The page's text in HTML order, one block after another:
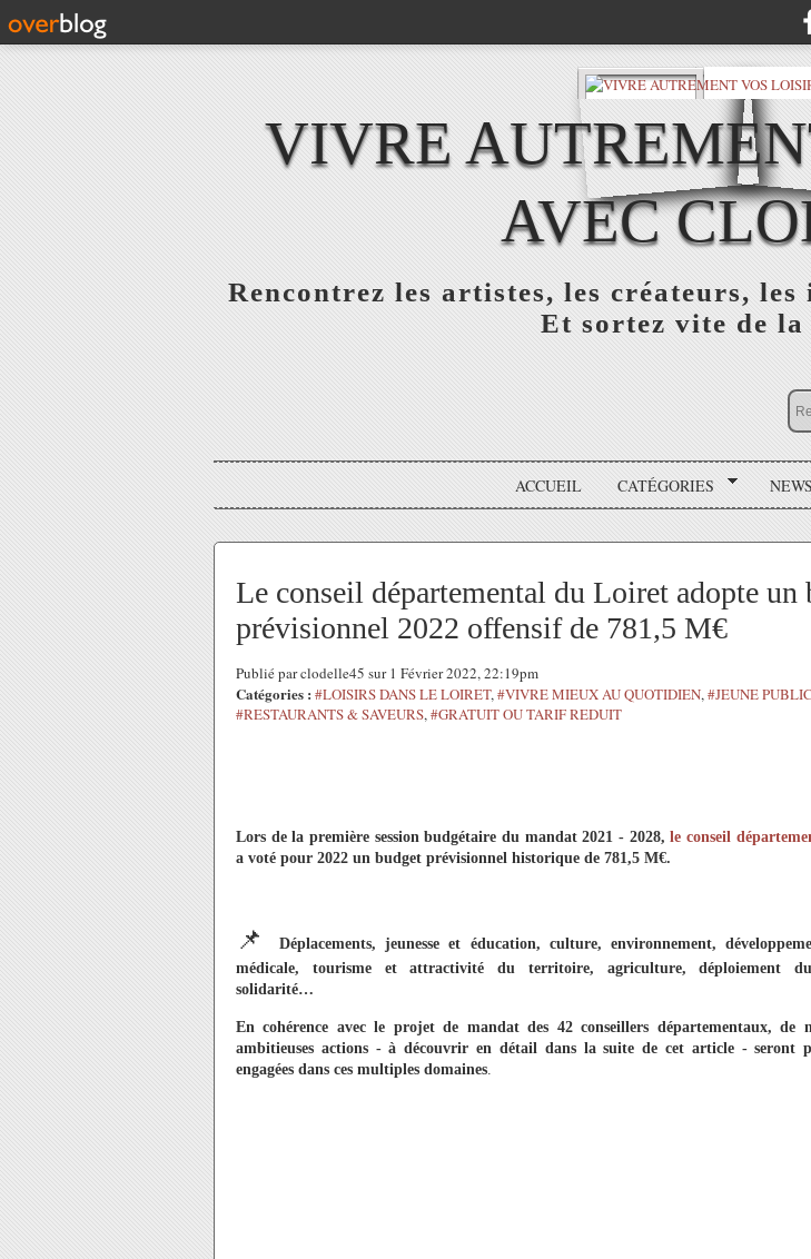
VIVRE
AVEC
Rencontrez les artistes, les créateurs,
Et sortez vite de
ACCUEIL CATÉGORIES
Le conseil départemental du Loiret adopte un
prévisionnel 2022 offensif de 781,5 M€
Publié par clodelle45 sur 1 Février 2022, 22:19pm
Catégories : #LOISIRS DANS LE LOIRET,#VIVRE MIEUX AU QUOTIDIEN,#JEUNE PUBLIC
#RESTAURANTS & SAVEURS,#GRATUIT OU TARIF REDUIT
Lors de la première session budgétaire du mandat 2021 - 2028, le conseil
a voté pour 2022 un budget prévisionnel historique de 781,5 M€.
📌
Déplacements, jeunesse et éducation, culture, environnement,
médicale, tourisme et attractivité du territoire, agriculture, déploiement
solidarité…
En cohérence avec le projet de mandat des 42 conseillers départementaux, de
ambitieuses actions - à découvrir en détail dans la suite de cet article - seront
engagées dans ces multiples domaines.